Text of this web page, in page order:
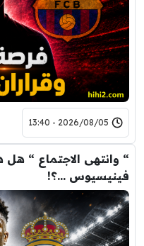
2026/08/05 - 13:40
“ وانتهى الاجتماع “
فينيسيوس …؟!